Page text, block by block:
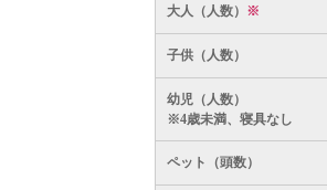
大人（人数） ※
子供（人数）
幼児（人数）
※4歳未満、寝具なし
ペット（頭数）